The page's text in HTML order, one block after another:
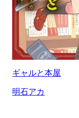
ギャルと本屋
明石アカ